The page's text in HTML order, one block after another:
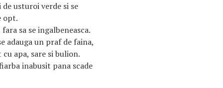
usturoi verde si se
opt.
sa se ingalbeneasca.
adauga un praf de faina,
apa, sare si bulion.
inabusit pana scade